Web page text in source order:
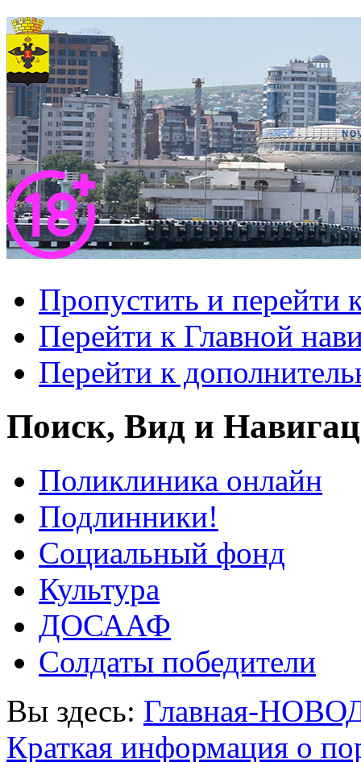
Пропустить и перейти
Перейти к Главной
Перейти к
Поиск, Вид и
Поликлиника онлайн
Подлинники!
Социальный фонд
Культура
ДОСААФ
Солдаты победители
Вы здесь: Главная-
Краткая информация о